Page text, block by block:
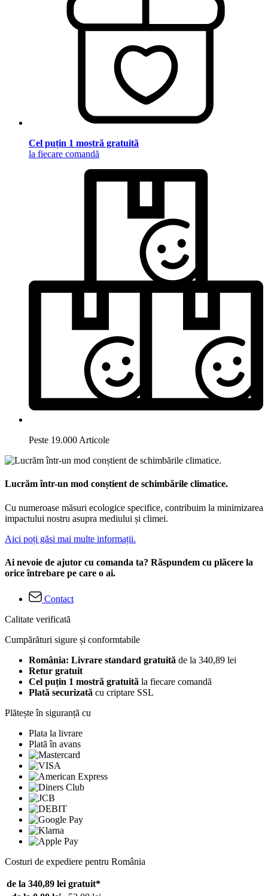
Cel puțin 1 mostră gratuită
la fiecare comandă
Peste 19.000 Articole
Lucrăm într-un mod conștient de schimbările climatice.
Cu numeroase măsuri ecologice specifice, contribuim la minimizarea
impactului nostru asupra mediului și climei.
Aici poți găsi mai multe informații.
Ai nevoie de ajutor cu comanda ta? Răspundem cu plăcere la
orice întrebare pe care o ai.
Contact
Calitate verificată
Cumpărături sigure și conformtabile
România: Livrare standard gratuită de la 340,89 lei
Retur gratuit
Cel puțin 1 mostră gratuită la fiecare comandă
Plată securizată cu criptare SSL
Plătește în siguranță cu
Plata la livrare
Plată în avans
Costuri de expediere pentru România
de la 340,89 lei gratuit*